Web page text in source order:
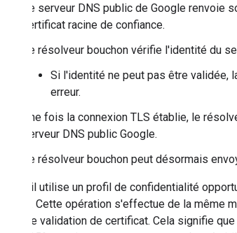
Le serveur DNS public de Google renvoie
certificat racine de confiance.
Le résolveur bouchon vérifie l'identité du
Si l'identité ne peut pas être validée,
erreur.
Une fois la connexion TLS établie, le
serveur DNS public Google.
Le résolveur bouchon peut désormais
Lorsqu'il utilise un profil de confidentialité
serveur. Cette opération s'effectue de la même
à aucune validation de certificat. Cela signifie